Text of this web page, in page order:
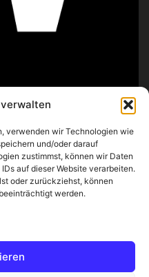
verwenden wir Technologien wie
und/oder darauf
zustimmst, können wir Daten
auf dieser Website verarbeiten.
oder zurückziehst, können
werden.
beschreiben Lebensmittel
Spezialitäten bis
Rezepten.
zu machen. Wenn du
genau richtig!
schmeckt.de